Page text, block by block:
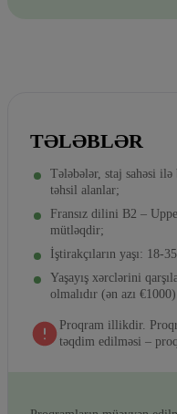
TƏLƏBLƏR
Tələbələr, staj sahəsi
təhsil alanlar;
Fransız dilini B2 –
mütləqdir;
İştirakçıların yaşı: 18-
Yaşayış xərclərini
olmalıdır (ən azı €1000).
Proqram illikdir.
təqdim edilməsi –